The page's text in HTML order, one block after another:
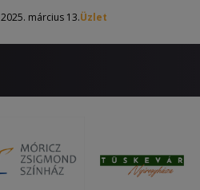
2025. március 13.Üzlet